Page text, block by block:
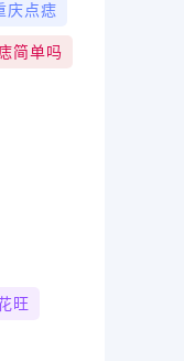
庆点痣
简单吗
旺